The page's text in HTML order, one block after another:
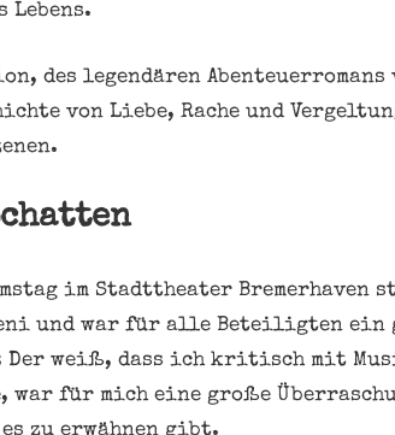
Lebens.
des legendären
von Liebe, Rache und
im Stadttheater
und war für alle Beteiligten ein
Der weiß, dass ich kritisch mit
war für mich eine große
zu erwähnen gibt.